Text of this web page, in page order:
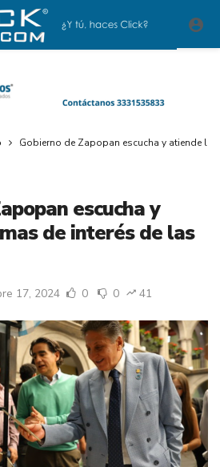
Gobierno de Zapopan escucha y atiende
escucha y
de interés de las
17, 2024 0 0 41